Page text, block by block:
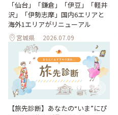
「仙台」「鎌倉」「伊豆」「軽井
沢」「伊勢志摩」国内6エリアと
海外1エリアがリニューアル
宮城県 2026.07.09
【旅先診断】あなたの“いま”にぴ